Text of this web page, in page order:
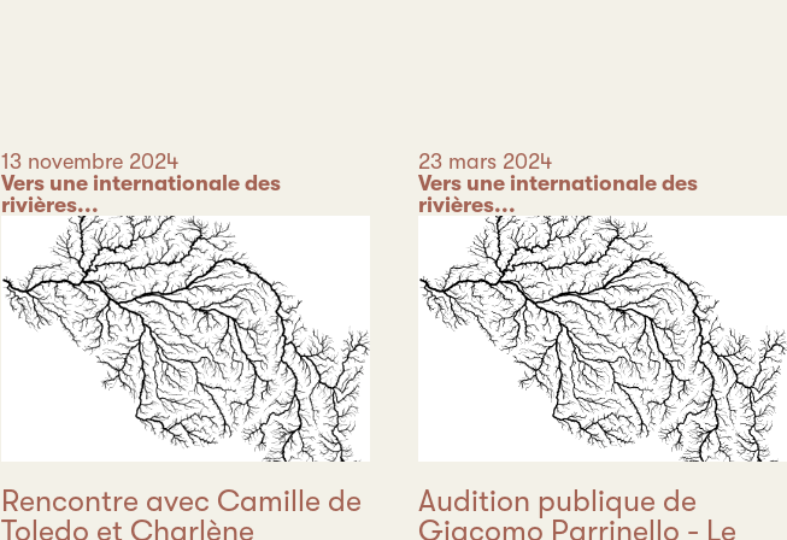
Date
13 novembre 2024
Catégorie
Vers une internationale des
rivières...
Rencontre avec Camille de
Toledo et Charlène
Date
23 mars 2024
Catégorie
Vers une internationale des
rivières...
Audition publique de
Giacomo Parrinello - Le